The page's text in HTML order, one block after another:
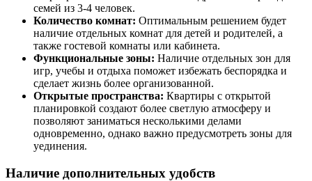
семей из 3-4 человек.
Количество комнат: Оптимальным решением будет
наличие отдельных комнат для детей и родителей, а
также гостевой комнаты или кабинета.
Функциональные зоны: Наличие отдельных зон для
игр, учебы и отдыха поможет избежать беспорядка и
сделает жизнь более организованной.
Открытые пространства: Квартиры с открытой
планировкой создают более светлую атмосферу и
позволяют заниматься несколькими делами
одновременно, однако важно предусмотреть зоны для
уединения.
Наличие дополнительных удобств